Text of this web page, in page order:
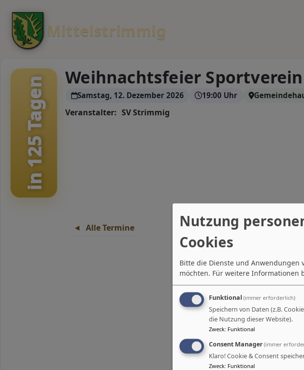
Mittelstrimmig
in 125 Tagen Weihnachtsfeier Sportverein
Samstag, 12. Dezember 2026 19:00 Uhr
Veranstalter: SV Strimmig
Alle Termine
Nutzung
Cookies
Bitte die Dienste und
möchten. Für weitere Informationen
Funktional (immer erforderlich)
Speichern von Daten (z.B.
die Nutzung dieser Website).
Zweck: Funktional
Consent Manager(immer
Klaro! Cookie & Consent
Zweck: Funktional